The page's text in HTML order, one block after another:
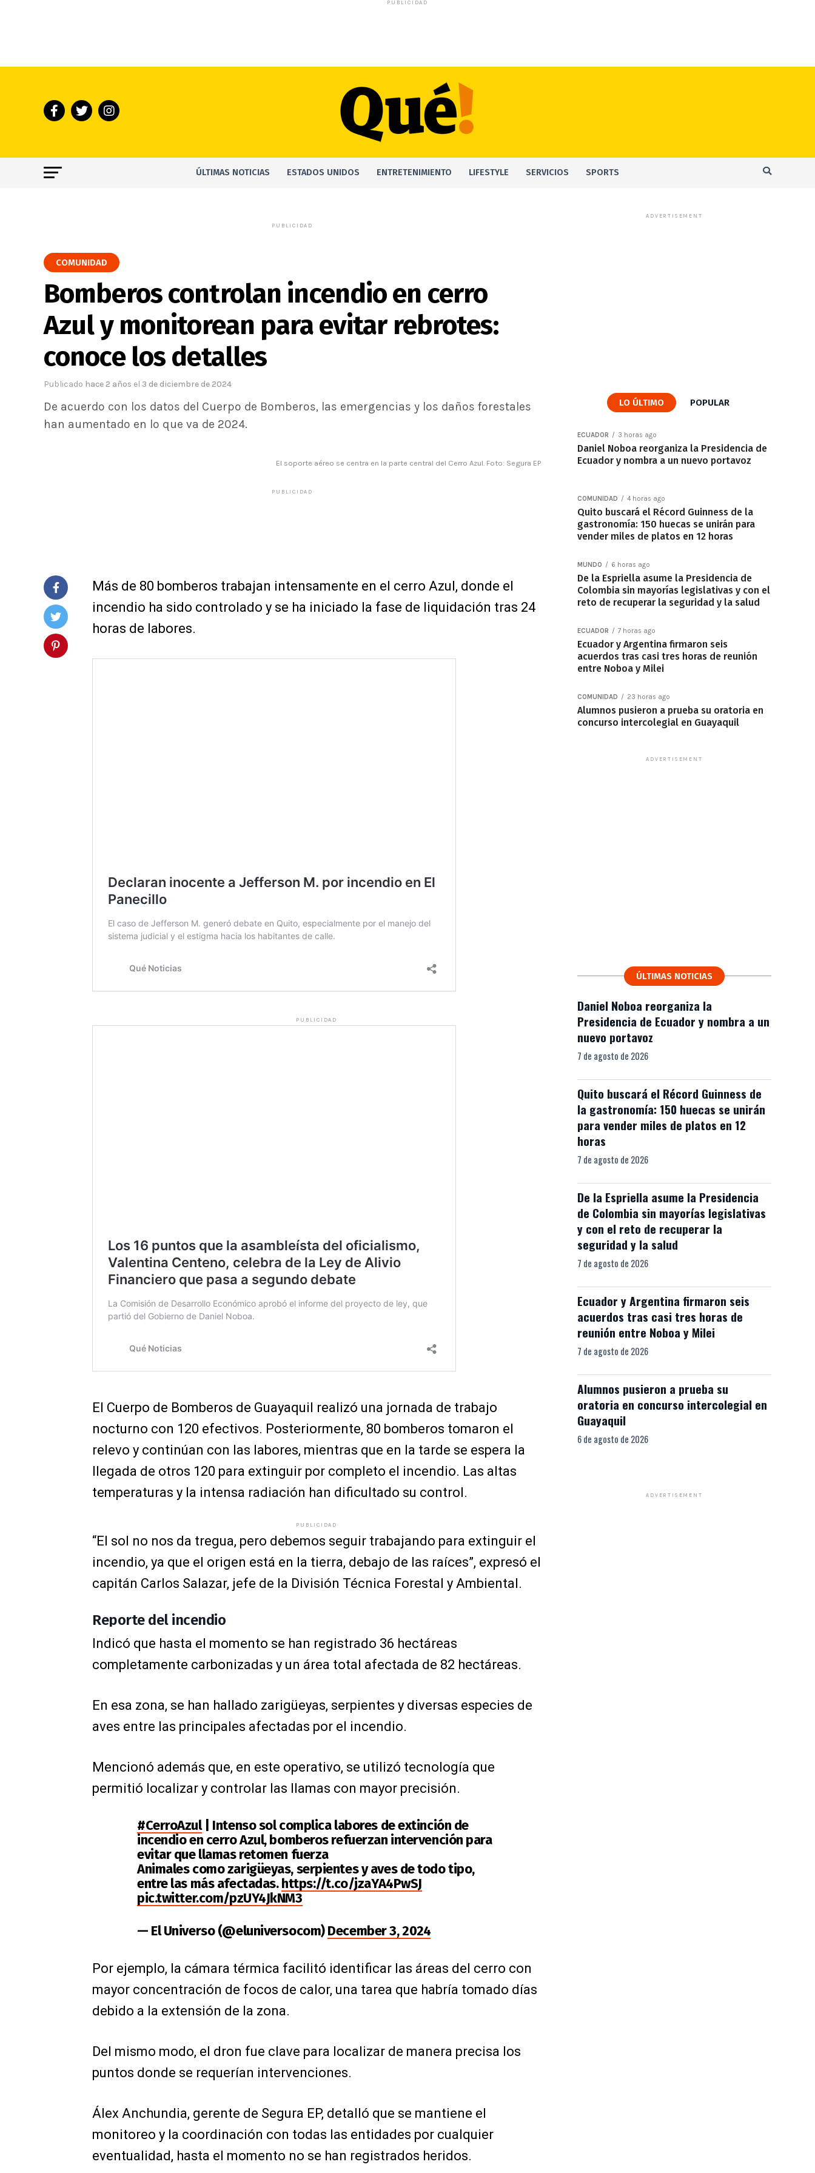
PUBLICIDAD
ÚLTIMAS NOTICIAS ESTADOS UNIDOS ENTRETENIMIENTO LIFESTYLE SERVICIOS SPORTS
PUBLICIDAD
COMUNIDAD
Bomberos controlan incendio en cerro
Azul y monitorean para evitar rebrotes:
conoce los detalles
Publicado hace 2 años el 3 de diciembre de 2024
De acuerdo con los datos del Cuerpo de Bomberos, las emergencias y los daños forestales
han aumentado en lo que va de 2024.
El soporte aéreo se centra en la parte central del Cerro Azul. Foto: Segura EP
PUBLICIDAD
Más de 80 bomberos trabajan intensamente en el cerro Azul, donde el
incendio ha sido controlado y se ha iniciado la fase de liquidación tras 24
horas de labores.
PUBLICIDAD
El Cuerpo de Bomberos de Guayaquil realizó una jornada de trabajo
nocturno con 120 efectivos. Posteriormente, 80 bomberos tomaron el
relevo y continúan con las labores, mientras que en la tarde se espera la
llegada de otros 120 para extinguir por completo el incendio. Las altas
temperaturas y la intensa radiación han dificultado su control.
PUBLICIDAD
“El sol no nos da tregua, pero debemos seguir trabajando para extinguir el
incendio, ya que el origen está en la tierra, debajo de las raíces”, expresó el
capitán Carlos Salazar, jefe de la División Técnica Forestal y Ambiental.
Reporte del incendio
Indicó que hasta el momento se han registrado 36 hectáreas
completamente carbonizadas y un área total afectada de 82 hectáreas.
En esa zona, se han hallado zarigüeyas, serpientes y diversas especies de
aves entre las principales afectadas por el incendio.
Mencionó además que, en este operativo, se utilizó tecnología que
permitió localizar y controlar las llamas con mayor precisión.
#CerroAzul| Intenso sol complica labores de extinción de
incendio en cerro Azul, bomberos refuerzan intervención para
evitar que llamas retomen fuerza
Animales como zarigüeyas, serpientes y aves de todo tipo,
entre las más afectadas.https://t.co/jzaYA4PwSJ
pic.twitter.com/pzUY4JkNM3
— El Universo (@eluniversocom)December 3, 2024
Por ejemplo, la cámara térmica facilitó identificar las áreas del cerro con
mayor concentración de focos de calor, una tarea que habría tomado días
debido a la extensión de la zona.
Del mismo modo, el dron fue clave para localizar de manera precisa los
puntos donde se requerían intervenciones.
Álex Anchundia, gerente de Segura EP, detalló que se mantiene el
monitoreo y la coordinación con todas las entidades por cualquier
eventualidad, hasta el momento no se han registrados heridos.
ADVERTISEMENT
LO ÚLTIMO POPULAR
ECUADOR 3 horas ago
Daniel Noboa reorganiza la Presidencia de
Ecuador y nombra a un nuevo portavoz
COMUNIDAD 4 horas ago
Quito buscará el Récord Guinness de la
gastronomía: 150 huecas se unirán para
vender miles de platos en 12 horas
MUNDO 6 horas ago
De la Espriella asume la Presidencia de
Colombia sin mayorías legislativas y con el
reto de recuperar la seguridad y la salud
ECUADOR 7 horas ago
Ecuador y Argentina firmaron seis
acuerdos tras casi tres horas de reunión
entre Noboa y Milei
COMUNIDAD 23 horas ago
Alumnos pusieron a prueba su oratoria en
concurso intercolegial en Guayaquil
ADVERTISEMENT
ÚLTIMAS NOTICIAS
Daniel Noboa reorganiza la
Presidencia de Ecuador y nombra a un
nuevo portavoz
7 de agosto de 2026
Quito buscará el Récord Guinness de
la gastronomía: 150 huecas se unirán
para vender miles de platos en 12
horas
7 de agosto de 2026
De la Espriella asume la Presidencia
de Colombia sin mayorías legislativas
y con el reto de recuperar la
seguridad y la salud
7 de agosto de 2026
Ecuador y Argentina firmaron seis
acuerdos tras casi tres horas de
reunión entre Noboa y Milei
7 de agosto de 2026
Alumnos pusieron a prueba su
oratoria en concurso intercolegial en
Guayaquil
6 de agosto de 2026
ADVERTISEMENT